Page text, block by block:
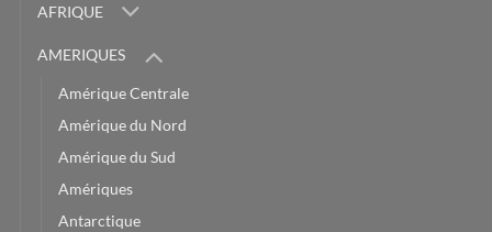
AFRIQUE
AMERIQUES
Amérique Centrale
Amérique du Nord
Amérique du Sud
Amériques
Antarctique